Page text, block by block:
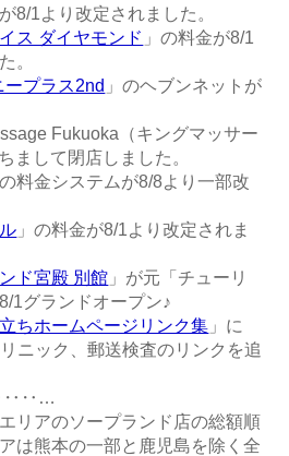
8/1より改定されました。
ス ダイヤモンド 」の料金が8/1
。
ープラス2nd 」のヘブンネットが
Fukuoka（キングマッサー
まして閉店しました。
の料金システムが8/8より一部改
」の料金が8/1より改定されま
ド宮殿 別館 」が元「チューリ
1グランドオープン♪
ちホームページリンク集 」に
ニック、郵送検査のリンクを追
リアのソープランド店の総額順
は熊本の一部と鹿児島を除く全